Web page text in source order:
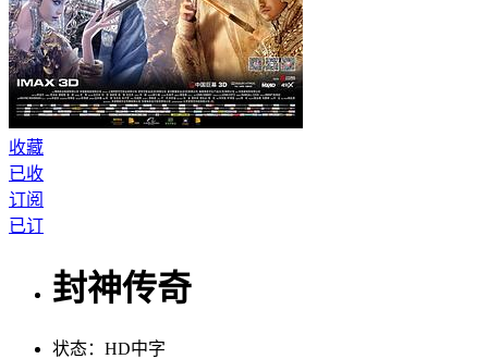
收藏
已收
订阅
已订
封神传奇
状态： HD中字